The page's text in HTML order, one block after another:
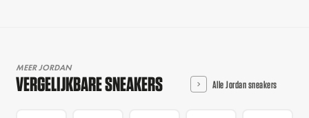
MEER JORDAN
VERGELIJKBARE SNEAKERS Alle Jordan sneakers